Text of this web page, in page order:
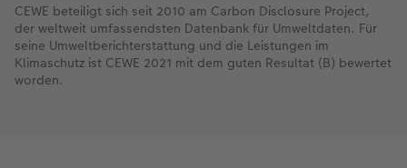
CEWE beteiligt sich seit 2010 am Carbon Disclosure Project,
der weltweit umfassendsten Datenbank für Umweltdaten. Für
seine Umweltberichterstattung und die Leistungen im
Klimaschutz ist CEWE 2021 mit dem guten Resultat (B) bewertet
worden.